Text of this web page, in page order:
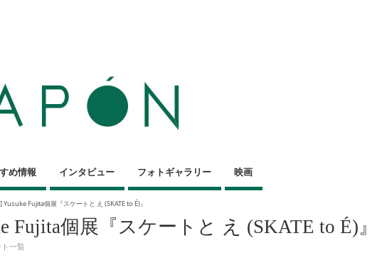
め情報 インタビュー フォトギャラリー 映画
Yusuke Fujita個展『スケートと え (SKATE to É)』
Fujita個展『スケートと え (SKATE to É)』
一覧